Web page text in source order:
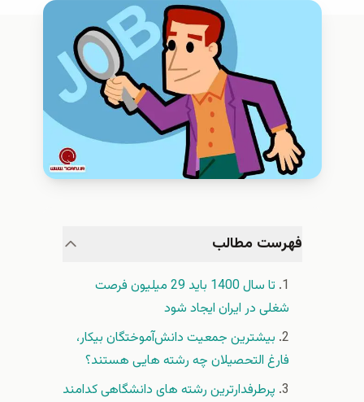
فهرست مطالب
تا سال 1400 باید 29 میلیون فرصت
شغلی در ایران ایجاد شود
بیشترین جمعیت دانش‌آموختگان بیکار،
فارغ التحصیلان چه رشته هایی هستند؟
پرطرفدارترین رشته های دانشگاهی کدامند